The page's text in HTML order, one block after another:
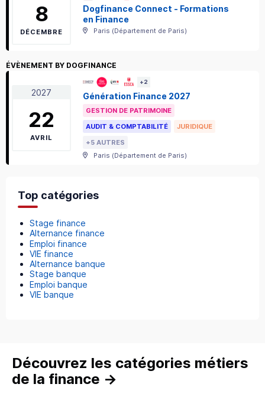
8
DÉCEMBRE
Dogfinance Connect - Formations
en Finance
Paris (Département de Paris)
ÉVÈNEMENT BY DOGFINANCE
2027
22
AVRIL
+2
Génération Finance 2027
GESTION DE PATRIMOINE
AUDIT & COMPTABILITÉ
JURIDIQUE
+5 AUTRES
Paris (Département de Paris)
Top catégories
Stage finance
Alternance finance
Emploi finance
VIE finance
Alternance banque
Stage banque
Emploi banque
VIE banque
Découvrez les catégories métiers
de la finance →